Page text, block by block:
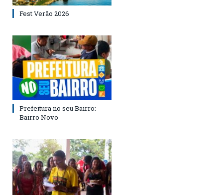
Fest Verão 2026
Prefeitura no seu Bairro:
Bairro Novo